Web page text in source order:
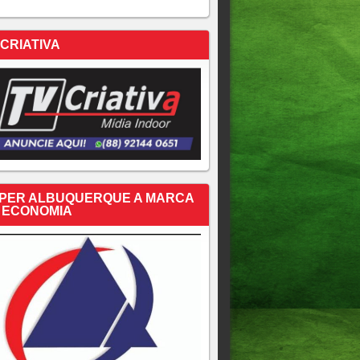
ALBUQUERQUE A MARCA
ECONOMIA